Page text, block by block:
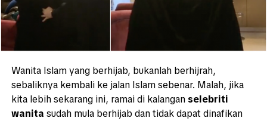
Wanita Islam yang berhijab, bukanlah berhijrah,
sebaliknya kembali ke jalan Islam sebenar. Malah, jika
kita lebih sekarang ini, ramai di kalanganselebriti
wanita sudah mula berhijab dan tidak dapat dinafikan